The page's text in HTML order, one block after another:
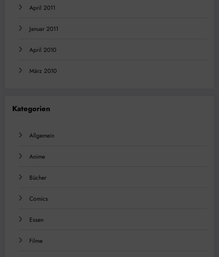
April 2011
Januar 2011
April 2010
März 2010
Kategorien
Allgemein
Anime
Bücher
Comics
Essen
Filme